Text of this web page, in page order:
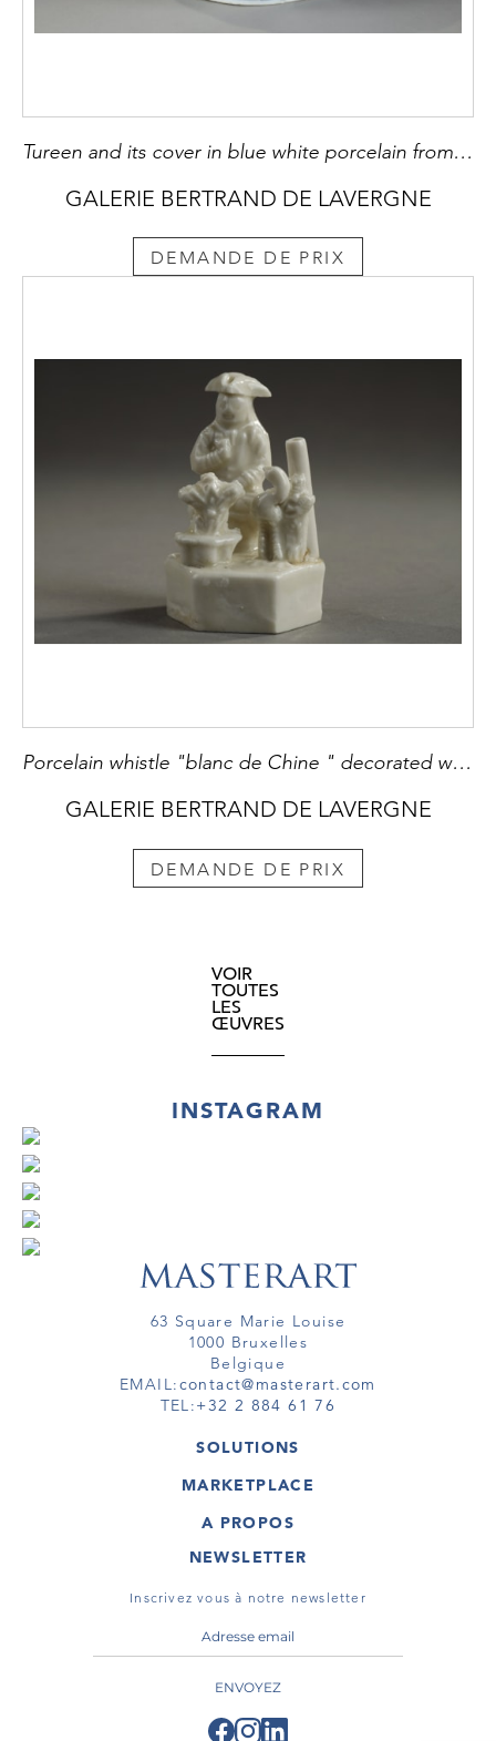
Tureen and its cover in blue white porcelain from a European orfevrerie model - flowers shaped handles
GALERIE BERTRAND DE LAVERGNE
DEMANDE DE PRIX
Porcelain whistle "blanc de Chine " decorated with a European wearing a tricorn hat- Dehua kilns province of Fujian - China Kangxi 1662/1722 H 6,5 cm
GALERIE BERTRAND DE LAVERGNE
DEMANDE DE PRIX
VOIR
TOUTES
LES
ŒUVRES
INSTAGRAM
63 Square Marie Louise
1000 Bruxelles
Belgique
EMAIL:contact@masterart.com
TEL:+32 2 884 61 76
SOLUTIONS
GALERIE
ARTISTE
TOUR VIRTUEL
MARKETPLACE
OEUVRES D'ART
TOURS VIRTUELS
A PROPOS
MASTERART
CONDITIONS GÉNÉRALES
NEWSLETTER
Inscrivez vous à notre newsletter
ENVOYEZ